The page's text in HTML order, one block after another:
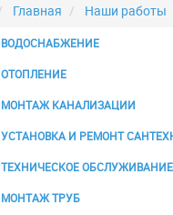
Главная Наши работы
ВОДОСНАБЖЕНИЕ
ОТОПЛЕНИЕ
МОНТАЖ КАНАЛИЗАЦИИ
УСТАНОВКА И РЕМОНТ
ТЕХНИЧЕСКОЕ ОБСЛУЖИВАНИЕ
МОНТАЖ ТРУБ